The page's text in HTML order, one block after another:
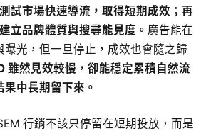
試市場快速導流，取得短期成效；再
立品牌體質與搜尋能見度。 廣告能在
曝光，但一旦停止，成效也會隨之歸
雖然見效較慢，卻能穩定累積自然流
中長期留下來。
行銷不該只停留在短期投放，而是